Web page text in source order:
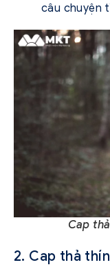
câu chuyện
Cap
2. Cap thả